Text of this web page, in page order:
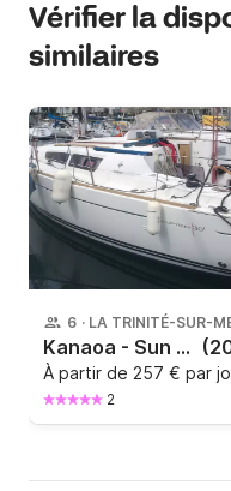
Vérifier la
similaires
6 · LA TRINITÉ-SUR-
Kanaoa - Sun Odyssey 30i
À partir de 257 € par
2